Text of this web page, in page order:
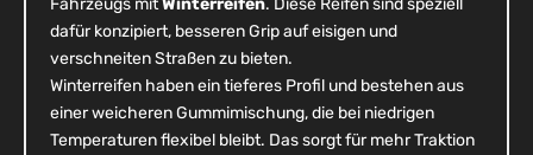
dafür konzipiert, besseren Grip auf eisigen und
verschneiten Straßen zu bieten.
Winterreifen haben ein tieferes Profil und bestehen aus
einer weicheren Gummimischung, die bei niedrigen
Temperaturen flexibel bleibt. Das sorgt für mehr Traktion